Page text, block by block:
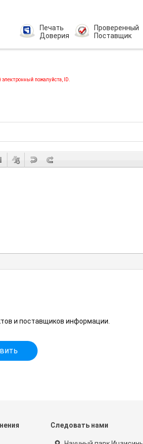
Печать
Доверия
Проверенный
Поставщик
электронный пожалуйста, ID.
и поставщиков информации.
Следовать нами